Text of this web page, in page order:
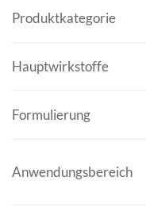
Produktkategorie
Hauptwirkstoffe
Formulierung
Anwendungsbereich